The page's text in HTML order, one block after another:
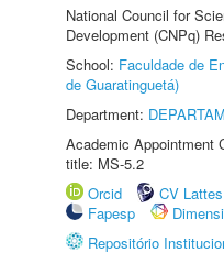
National Council for
Development (CNPq)
School: Faculdade de
de Guaratinguetá)
Department:
Academic Appointment
title: MS-5.2
Orcid
CV Lattes
Fapesp
Repositório